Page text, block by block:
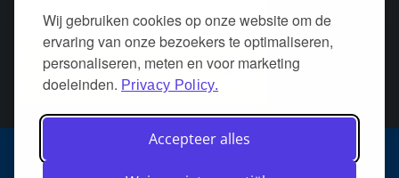
Wij gebruiken cookies op onze website om de
ervaring van onze bezoekers te optimaliseren,
personaliseren, meten en voor marketing
doeleinden. Privacy Policy.
Accepteer alles
Algemene voorwaarden Over DeurStijl Projecten